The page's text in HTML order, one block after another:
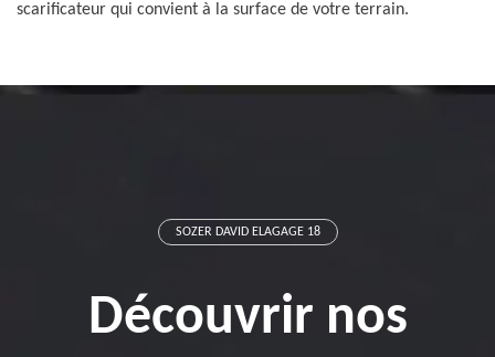
scarificateur qui convient à la surface de votre terrain.
SOZER DAVID ELAGAGE 18
Découvrir nos